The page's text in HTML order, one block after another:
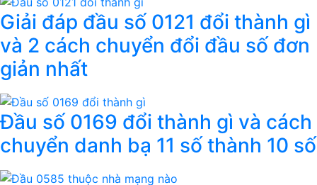
Giải đáp đầu số 0121 đổi thành gì
và 2 cách chuyển đổi đầu số đơn
giản nhất
Đầu số 0169 đổi thành gì và cách
chuyển danh bạ 11 số thành 10 số